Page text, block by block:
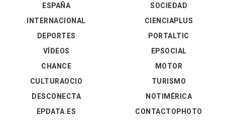
ESPAÑA
INTERNACIONAL
DEPORTES
VÍDEOS
SOCIEDAD
CIENCIAPLUS
PORTALTIC
EPSOCIAL
CHANCE
CULTURAOCIO
DESCONECTA
EPDATA.ES
MOTOR
TURISMO
NOTIMÉRICA
CONTACTOPHOTO